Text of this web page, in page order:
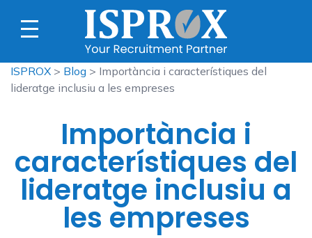
ISPROX > Blog > Importància i característiques del
lideratge inclusiu a les empreses
Importància i
característiques del
lideratge inclusiu a
les empreses